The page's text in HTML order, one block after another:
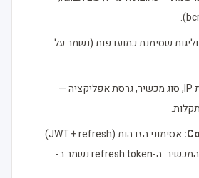
שסימנת כמועדפות (נשמר על
כתובת IP, סוג מכשיר, גרסת אפליקציה —
אסימוני הזדהות (JWT + refresh)
הנשמרים מקומית על המכשיר. ה-refresh token נשמר ב-